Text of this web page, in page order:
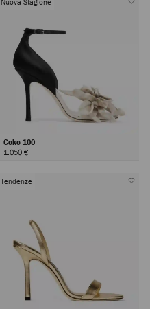
Coko 100
1.050 €
Tendenze